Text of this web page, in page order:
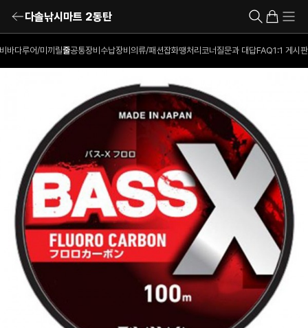
다솔낚시마트 2동탄
바다루어/미끼 릴줄공통장비 수납장비 의류/패션잡화땡처리코너 질문과 대답FAQ1:1 게시판